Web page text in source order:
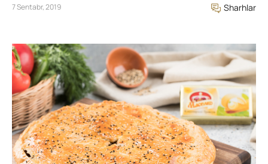
7 Sentabr, 2019 Sharhlar